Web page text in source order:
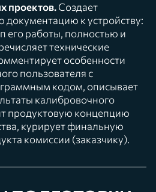
проектов.Создает
документацию к устройству:
его работы, полностью и
технические
особенности
пользователя с
кодом, описывает
калибровочного
продуктовую концепцию
курирует финальную
комиссии (заказчику).